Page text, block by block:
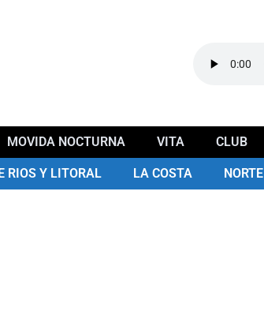
MOVIDA NOCTURNA VITA CLUB
RIOS Y LITORAL LA COSTA NORTE